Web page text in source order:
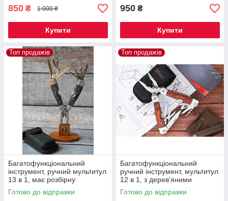
850 ₴ 1 000 ₴
Купити
950 ₴
Купити
Топ продажів
Багатофункціональний
інструмент, ручний мультитул
13 в 1, має розбірну
конструкцію на гвинтах
Готово до відправки
Топ продажів
Багатофункціональний
ручний інструмент, мультитул
12 в 1, з дерев'яними
накладками, відмінний
помічник чоловікові
Готово до відправки